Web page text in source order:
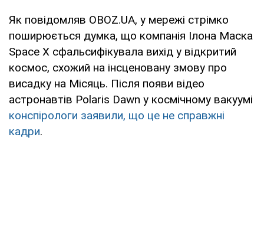
Як повідомляв OBOZ.UA, у мережі стрімко
поширюється думка, що компанія Ілона Маска
Space X сфальсифікувала вихід у відкритий
космос, схожий на інсценовану змову про
висадку на Місяць. Після появи відео
астронавтів Polaris Dawn у космічному вакуумі
конспірологи заявили, що це не справжні
кадри.